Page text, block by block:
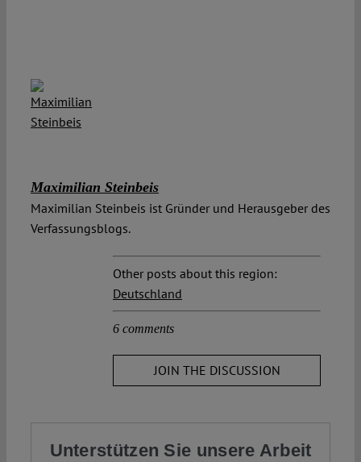
Maximilian Steinbeis
Maximilian Steinbeis ist Gründer und Herausgeber des
Verfassungsblogs.
Other posts about this region:
Deutschland
6 comments
JOIN THE DISCUSSION
Unterstützen Sie unsere Arbeit